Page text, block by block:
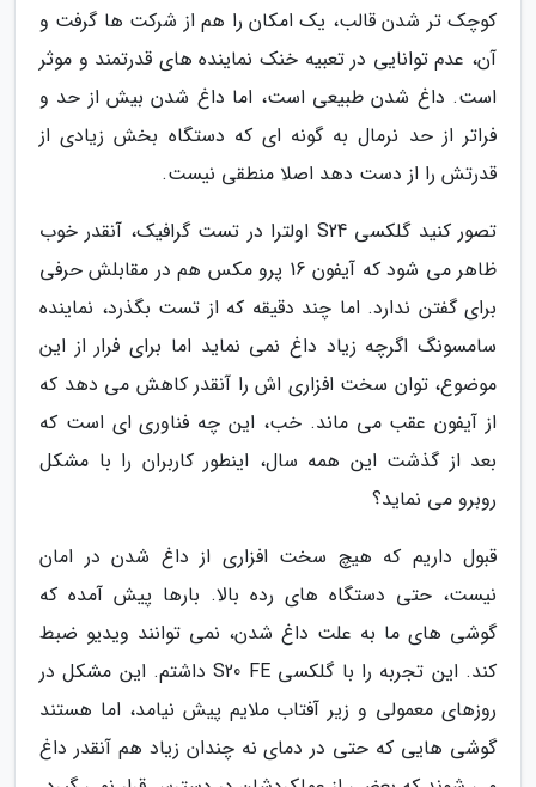
کوچک تر شدن قالب، یک امکان را هم از شرکت ها گرفت و
آن، عدم توانایی در تعبیه خنک نماینده های قدرتمند و موثر
است. داغ شدن طبیعی است، اما داغ شدن بیش از حد و
فراتر از حد نرمال به گونه ای که دستگاه بخش زیادی از
قدرتش را از دست دهد اصلا منطقی نیست.
تصور کنید گلکسی S24 اولترا در تست گرافیک، آنقدر خوب
ظاهر می شود که آیفون 16 پرو مکس هم در مقابلش حرفی
برای گفتن ندارد. اما چند دقیقه که از تست بگذرد، نماینده
سامسونگ اگرچه زیاد داغ نمی نماید اما برای فرار از این
موضوع، توان سخت افزاری اش را آنقدر کاهش می دهد که
از آیفون عقب می ماند. خب، این چه فناوری ای است که
بعد از گذشت این همه سال، اینطور کاربران را با مشکل
روبرو می نماید؟
قبول داریم که هیچ سخت افزاری از داغ شدن در امان
نیست، حتی دستگاه های رده بالا. بارها پیش آمده که
گوشی های ما به علت داغ شدن، نمی توانند ویدیو ضبط
کند. این تجربه را با گلکسی S20 FE داشتم. این مشکل در
روزهای معمولی و زیر آفتاب ملایم پیش نیامد، اما هستند
گوشی هایی که حتی در دمای نه چندان زیاد هم آنقدر داغ